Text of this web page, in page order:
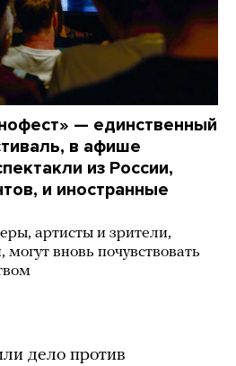
— единственный
в афише
из России,
и иностранные
артисты и зрители,
вновь почувствовать
дело против